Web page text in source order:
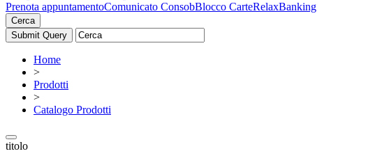
Prenota appuntamentoComunicato ConsobBlocco CarteRelaxBanking
Cerca
Home
>
Prodotti
>
Catalogo Prodotti
titolo